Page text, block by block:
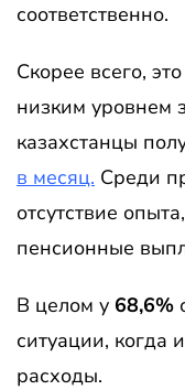
соответственно.
Скорее всего,
низким уровнем
казахстанцы
в месяц. Среди
отсутствие
пенсионные
В целом у 68,6%
ситуации, когда
расходы.